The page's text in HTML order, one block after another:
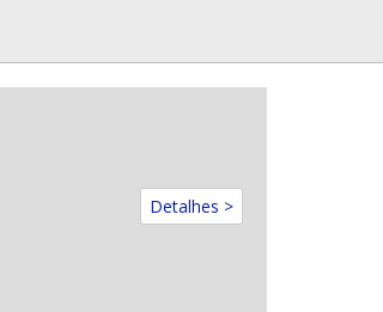
Detalhes >